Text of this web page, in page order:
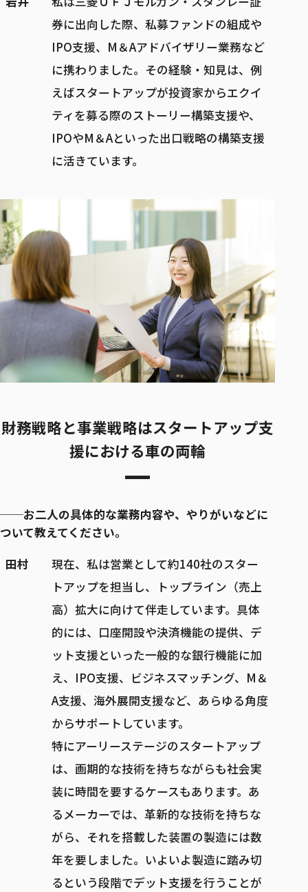
券に出向した際、私募ファンドの組成や
IPO支援、M＆Aアドバイザリー業務など
に携わりました。その経験・知見は、例
えばスタートアップが投資家からエクイ
ティを募る際のストーリー構築支援や、
IPOやM＆Aといった出口戦略の構築支援
に活きています。
財務戦略と事業戦略はスタートアップ支
援における車の両輪
──お二人の具体的な業務内容や、やりがいなどに
ついて教えてください。
田村
現在、私は営業として約140社のスター
トアップを担当し、トップライン（売上
高）拡大に向けて伴走しています。具体
的には、口座開設や決済機能の提供、デ
ット支援といった一般的な銀行機能に加
え、IPO支援、ビジネスマッチング、M＆
A支援、海外展開支援など、あらゆる角度
からサポートしています。
特にアーリーステージのスタートアップ
は、画期的な技術を持ちながらも社会実
装に時間を要するケースもあります。あ
るメーカーでは、革新的な技術を持ちな
がら、それを搭載した装置の製造には数
年を要しました。いよいよ製造に踏み切
るという段階でデット支援を行うことが